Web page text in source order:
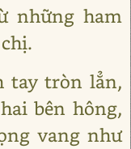
những ham
tay tròn lẳn,
bên hông,
vang như